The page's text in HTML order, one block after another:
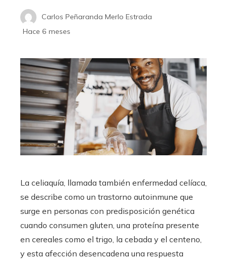
Carlos Peñaranda Merlo Estrada
Hace 6 meses
La celiaquía, llamada también enfermedad celíaca,
se describe como un trastorno autoinmune que
surge en personas con predisposición genética
cuando consumen gluten, una proteína presente
en cereales como el trigo, la cebada y el centeno,
y esta afección desencadena una respuesta